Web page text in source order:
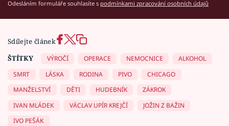
Odesláním formuláře souhlasíte s podmínkami zpracování osobních údajů
Sdílejte článek
ŠTÍTKY
VÝROČÍ OPERACE NEMOCNICE
ALKOHOL
SMRT
LÁSKA RODINA PIVO
CHICAGO
MANŽELSTVÍ
DĚTI HUDEBNÍK
ZÁKROK
IVAN MLÁDEK
VÁCLAV UPÍR KREJČÍ
JOŽIN Z BAŽIN
IVO PEŠÁK